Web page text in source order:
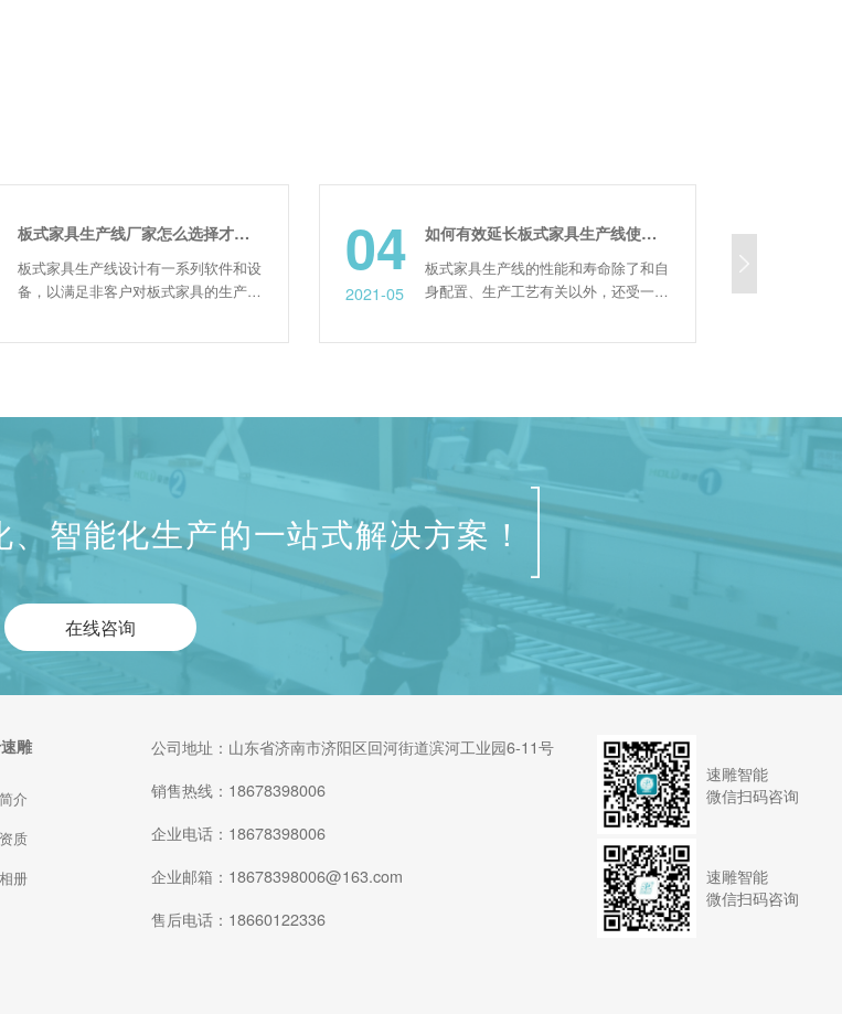
板式家具生产线厂家怎么选择才不会错？
板式家具生产线设计有一系列软件和设
备，以满足非客户对板式家具的生产加
在不断提高，对家具设计的要求也越来
个会依靠品牌来吸引客户注...
04
2021-05
如何有效延长板式家具生产线使用寿命？
板式家具生产线的性能和寿命除了和自
身配置、生产工艺有关以外，还受一些
的操作方法、日常保养维护，以及厂区
24
2022-05
智能化生产的一站式解决方案！
在线咨询
雕
介
质
册
公司地址：山东省济南市济阳区回河街道滨河工业园6-11号
销售热线：18678398006
企业电话：18678398006
企业邮箱：18678398006@163.com
售后电话：18660122336
速雕智能
微信扫码咨询
速雕智能
微信扫码咨询